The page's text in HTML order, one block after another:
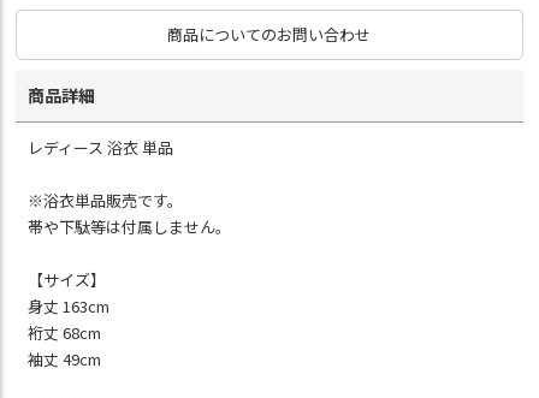
商品についてのお問い合わせ
商品詳細
レディース 浴衣 単品
※浴衣単品販売です。
帯や下駄等は付属しません。
【サイズ】
身丈 163cm
裄丈 68cm
袖丈 49cm